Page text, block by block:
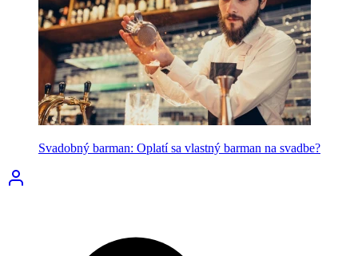
Svadobný barman: Oplatí sa vlastný barman na svadbe?